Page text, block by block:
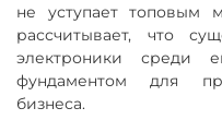
не уступает топовым
рассчитывает, что
электроники среди
фундаментом для
бизнеса.